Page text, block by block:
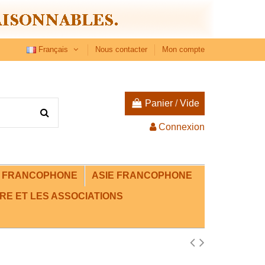
Français Nous contacter Mon compte
Panier /Vide
Connexion
ASIE FRANCOPHONE
ET LES ASSOCIATIONS